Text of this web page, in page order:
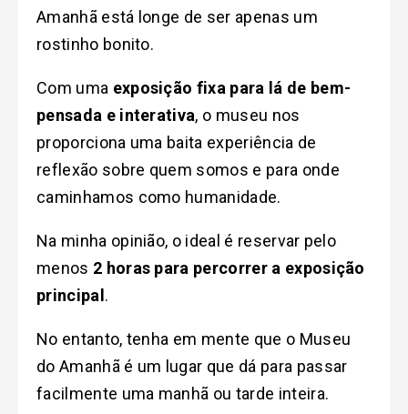
Amanhã está longe de ser apenas um
rostinho bonito.
Com uma exposição fixa para lá de bem-
pensada e interativa, o museu nos
proporciona uma baita experiência de
reflexão sobre quem somos e para onde
caminhamos como humanidade.
Na minha opinião, o ideal é reservar pelo
menos 2 horas para percorrer a exposição
principal .
No entanto, tenha em mente que o Museu
do Amanhã é um lugar que dá para passar
facilmente uma manhã ou tarde inteira.